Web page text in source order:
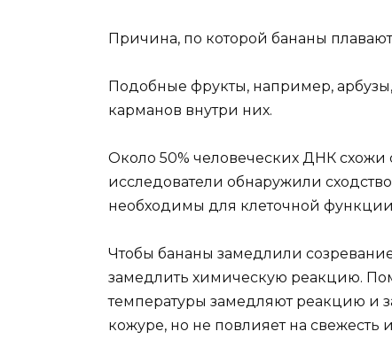
Причина, по которой бананы
Подобные фрукты, например,
карманов внутри них.
Около 50% человеческих ДНК схожи
исследователи обнаружили
необходимы для клеточной
Чтобы бананы замедлили
замедлить химическую реакцию.
температуры замедляют реакцию и
кожуре, но не повлияет на свежесть